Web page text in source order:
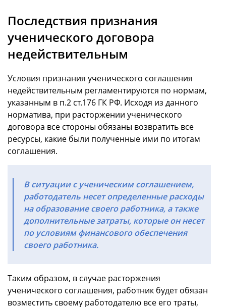
Последствия признания
ученического договора
недействительным
Условия признания ученического соглашения
недействительным регламентируются по нормам,
указанным в п.2 ст.176 ГК РФ. Исходя из данного
норматива, при расторжении ученического
договора все стороны обязаны возвратить все
ресурсы, какие были полученные ими по итогам
соглашения.
В ситуации с ученическим соглашением,
работодатель несет определенные расходы
на образование своего работника, а также
дополнительные затраты, которые он несет
по условиям финансового обеспечения
своего работника.
Таким образом, в случае расторжения
ученического соглашения, работник будет обязан
возместить своему работодателю все его траты,